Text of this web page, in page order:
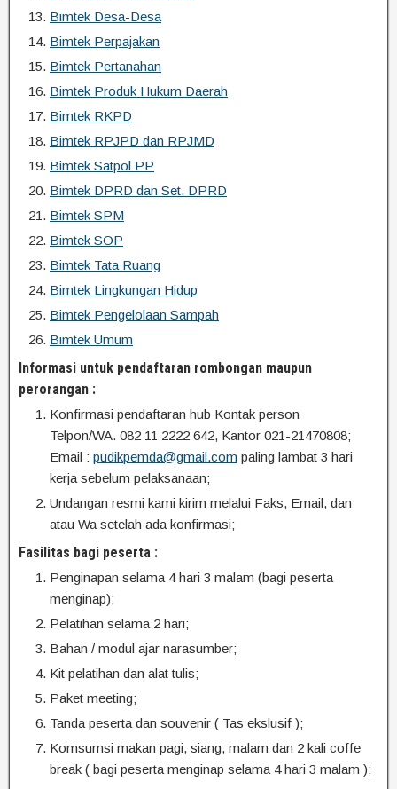
Bimtek Desa-Desa
Bimtek Perpajakan
Bimtek Pertanahan
Bimtek Produk Hukum Daerah
Bimtek RKPD
Bimtek RPJPD dan RPJMD
Bimtek Satpol PP
Bimtek DPRD dan Set. DPRD
Bimtek SPM
Bimtek SOP
Bimtek Tata Ruang
Bimtek Lingkungan Hidup
Bimtek Pengelolaan Sampah
Bimtek Umum
Informasi untuk pendaftaran rombongan maupun
perorangan :
Konfirmasi pendaftaran hub Kontak person
Telpon/WA. 082 11 2222 642, Kantor 021-21470808;
Email : pudikpemda@gmail.com paling lambat 3 hari
kerja sebelum pelaksanaan;
Undangan resmi kami kirim melalui Faks, Email, dan
atau Wa setelah ada konfirmasi;
Fasilitas bagi peserta :
Penginapan selama 4 hari 3 malam (bagi peserta
menginap);
Pelatihan selama 2 hari;
Bahan / modul ajar narasumber;
Kit pelatihan dan alat tulis;
Paket meeting;
Tanda peserta dan souvenir ( Tas ekslusif );
Komsumsi makan pagi, siang, malam dan 2 kali coffe
break ( bagi peserta menginap selama 4 hari 3 malam );